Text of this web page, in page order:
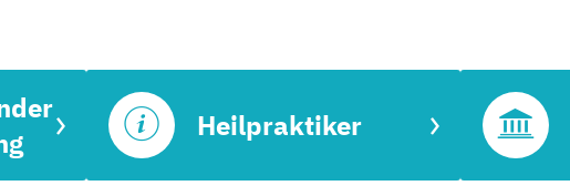
Heilpraktiker